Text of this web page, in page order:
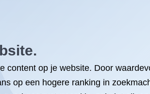
content op je website. Door
op een hogere ranking in